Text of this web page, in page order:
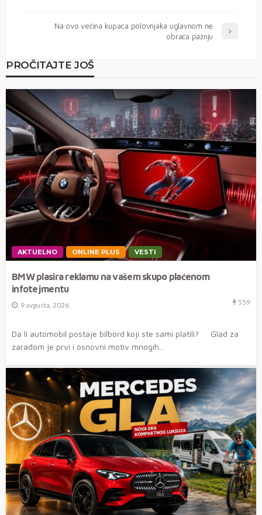
Na ovo većina kupaca polovnjaka uglavnom ne
obraća pažnju
PROČITAJTE JOŠ
AKTUELNO ONLINE PLUS VESTI
BMW plasira reklamu na vašem skupo plaćenom
infotejmentu
9 avgusta, 2026 559
Da li automobil postaje bilbord koji ste sami platili? Glad za
zaradom je prvi i osnovni motiv mnogih...